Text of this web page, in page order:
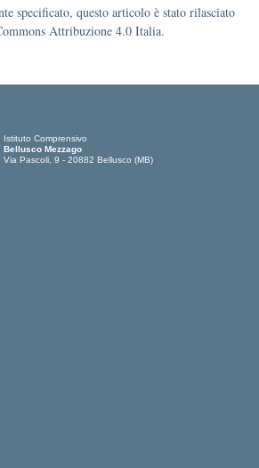
specificato, questo articolo è stato rilasciato
Attribuzione 4.0 Italia.
Istituto Comprensivo
Bellusco Mezzago
Via Pascoli, 9 - 20882 Bellusco (MB)